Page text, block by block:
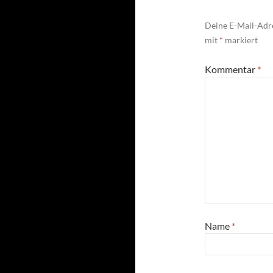
Deine E-Mail-
mit * markiert
Kommentar *
Name *